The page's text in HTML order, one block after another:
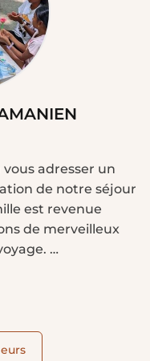
adresser un
de notre séjour
est revenue
de merveilleux
avant même la
et de nous
adapté à
nous sommes